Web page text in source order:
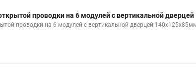
проводки на 6 модулей с вертикальной
проводки на 6 модулей с вертикальной дверцей